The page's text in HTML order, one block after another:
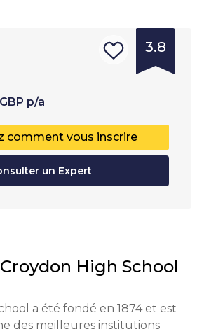
3.8
GBP p/a
comment vous inscrire
un Expert
Tranche d'âge
3+
Croydon High School
a été fondé en 1874 et est
des meilleures institutions